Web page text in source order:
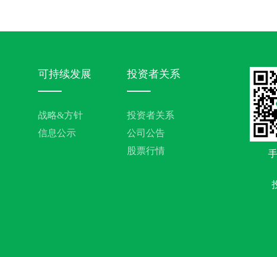
可持续发展
战略&方针
信息公示
投资者关系
投资者关系
公司公告
股票行情